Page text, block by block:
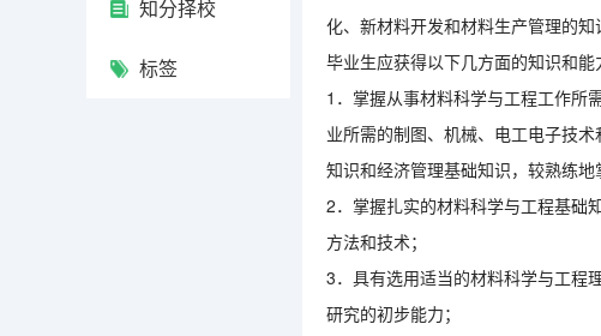
知分择校
标签
化、新材料开发和材料生产管理的知
毕业生应获得以下几方面的知识和能
1．掌握从事材料科学与工程工作所
业所需的制图、机械、电工电子技
知识和经济管理基础知识，较熟练地
2．掌握扎实的材料科学与工程基础
方法和技术；
3．具有选用适当的材料科学与工程
研究的初步能力；